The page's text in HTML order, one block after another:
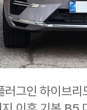
러그인 하이브